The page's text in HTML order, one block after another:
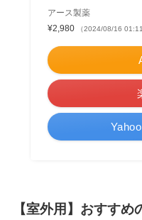
アース製薬
¥2,980
（2024/08/16
【室外用】おすす